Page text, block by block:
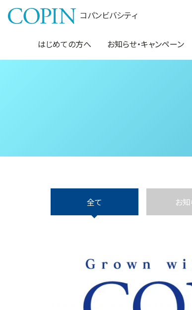
コパンビバシティ
はじめての方へ お知らせ・キャンペーン
全て お